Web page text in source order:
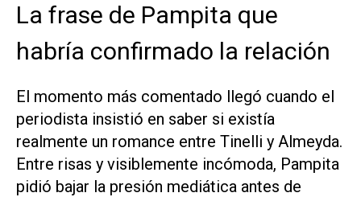
La frase de Pampita que
habría confirmado la relación
El momento más comentado llegó cuando el
periodista insistió en saber si existía
realmente un romance entre Tinelli y Almeyda.
Entre risas y visiblemente incómoda, Pampita
pidió bajar la presión mediática antes de